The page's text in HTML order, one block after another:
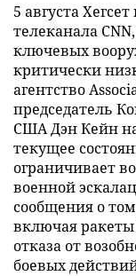
5 августа
телеканала
ключевых
критически
агентство
председатель
США Дэн Кейн
текущее
ограничивает
военной
сообщения о
включая
отказа от
боевых